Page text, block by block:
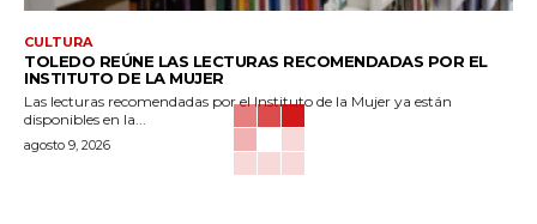
CULTURA
TOLEDO REÚNE LAS LECTURAS RECOMENDADAS POR EL
INSTITUTO DE LA MUJER
Las lecturas recomendadas por el Instituto de la Mujer ya están
disponibles en la...
agosto 9, 2026